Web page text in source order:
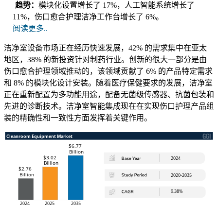
趋势： 模块化设置增长了 17%，人工智能系统增长了
11%，伤口愈合护理洁净工作台增长了 6%。
阅读更多..
洁净室设备市场正在经历快速发展，42% 的需求集中在亚太
地区，38% 的新投资针对制药行业。创新的很大一部分是由
伤口愈合护理领域推动的，该领域贡献了 6% 的产品特定需求
和 8% 的模块化设计安装。随着医疗保健要求的发展，洁净室
正在重新配置为多功能用途，配备无菌级传感器、抗菌包装和
先进的诊断技术。洁净室智能集成现在在实现伤口护理产品组
装的精确性和一致性方面发挥着关键作用。